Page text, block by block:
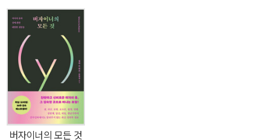
기하는 안내서다. 우선 독자들은 이 책이 재미있다는 데 놀랄 것이다.
올리비아, 메릿, 커밀라, 로리가 성관계를 맺는 상대와의 관계, 거기서
한 경험을 내면의 깊은 목소리와 결합하여 들려주기 때문이다. 그러
고 나면 나에게 현재 파트너가 있든 없든 모든 사람에게 적용될 만한
내용이 펼쳐진다. 저자는 분명하면서도 부드럽고, 과감하면서도 친절
하며, 잘못을 지적하면서도 위로한다. 25년간 성 교육을 해온 저자는
상담받으러 오는 이들에게 “당신은 지금 모습 그대로 정상”이라며 파
트너와 가장 깊은 관계에 이를 수 있는 구체적인 방법을 알려준다. 테
버자이너의 모든 것